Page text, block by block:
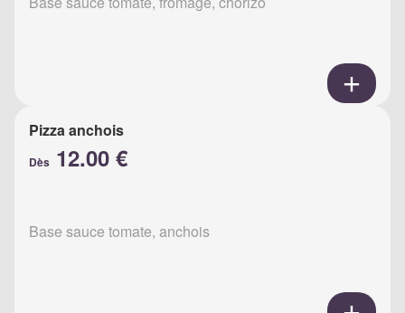
Pizza anchois
Dès 12.00 €
Base sauce tomate, anchois